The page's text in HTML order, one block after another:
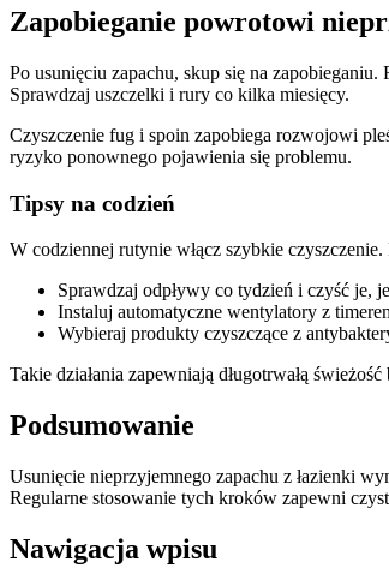
Zapobieganie powrotowi
Po usunięciu zapachu, skup się na
Sprawdzaj uszczelki i rury co kilka miesięcy.
Czyszczenie fug i spoin zapobiega rozwojowi
ryzyko ponownego pojawienia się problemu.
Tipsy na codzień
W codziennej rutynie włącz szybkie
Sprawdzaj odpływy co tydzień i czyść je,
Instaluj automatyczne wentylatory z
Wybieraj produkty czyszczące z
Takie działania zapewniają długotrwałą
Podsumowanie
Usunięcie nieprzyjemnego zapachu z łazienki
Regularne stosowanie tych kroków zapewni
Nawigacja wpisu